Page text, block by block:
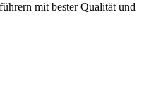
mit bester Qualität und